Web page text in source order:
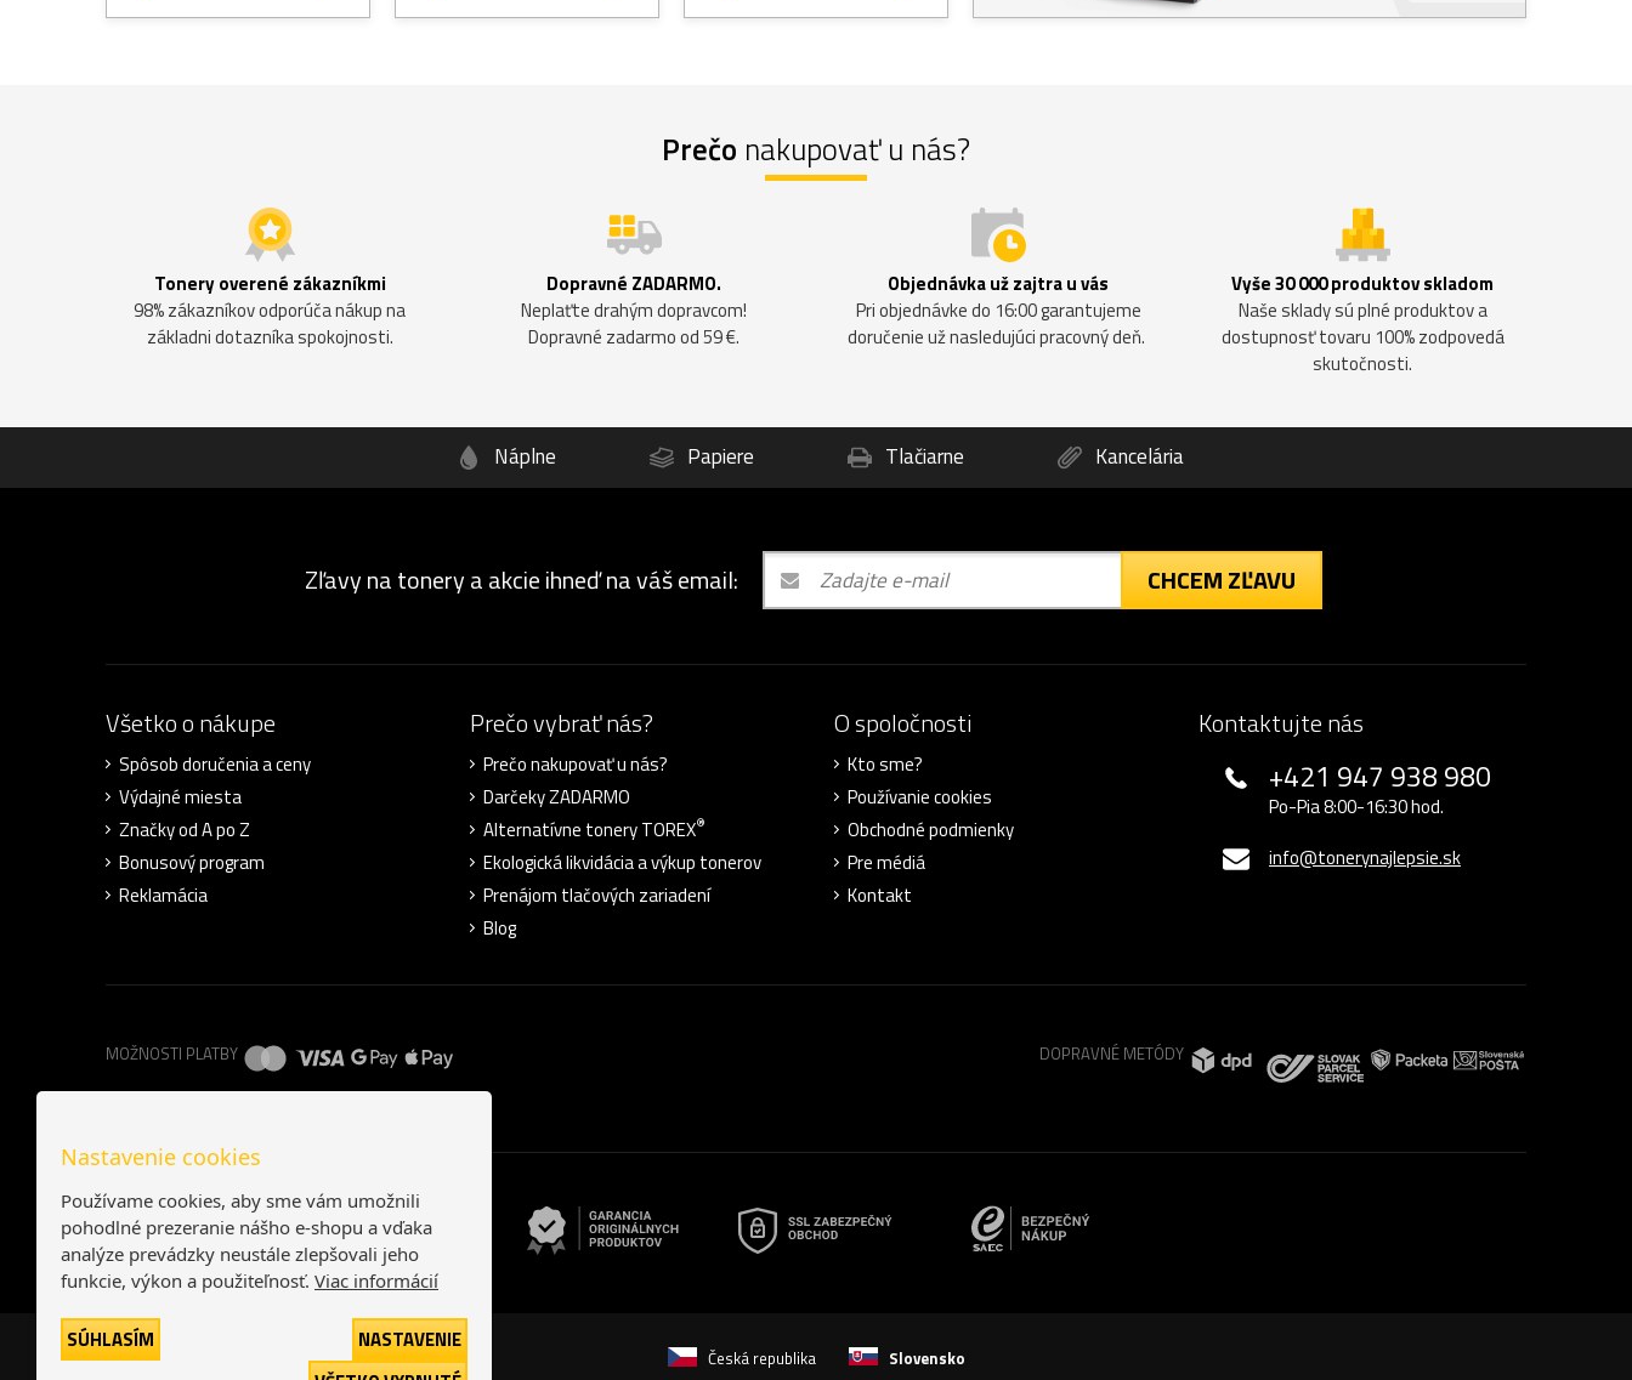
Prečo nakupovať u nás?
Tonery overené zákazníkmi
98% zákazníkov odporúča nákup na
základni dotazníka spokojnosti.
Dopravné ZADARMO.
Neplaťte drahým dopravcom!
Dopravné zadarmo od 59 €.
Objednávka už zajtra u vás
Pri objednávke do 16:00 garantujeme
doručenie už nasledujúci pracovný deň.
Vyše 30 000 produktov skladom
Naše sklady sú plné produktov a
dostupnosť tovaru 100% zodpovedá
skutočnosti.
Náplne Papiere Tlačiarne Kancelária
Zľavy na tonery a akcie ihneď na váš email: CHCEM ZĽAVU
Všetko o nákupe
Spôsob doručenia a ceny
Výdajné miesta
Značky od A po Z
Bonusový program
Reklamácia
Prečo vybrať nás?
Prečo nakupovať u nás?
Darčeky ZADARMO
Alternatívne tonery TOREX®
Ekologická likvidácia a výkup tonerov
Prenájom tlačových zariadení
Blog
O spoločnosti
Kto sme?
Používanie cookies
Obchodné podmienky
Pre médiá
Kontakt
Kontaktujte nás
+421 947 938 980
Po-Pia 8:00-16:30 hod.
info@tonerynajlepsie.sk
MOŽNOSTI PLATBY DOPRAVNÉ METÓDY
Česká republika Slovensko
Nastavenie cookies
Používame cookies, aby sme vám umožnili
pohodlné prezeranie nášho e-shopu a vďaka
analýze prevádzky neustále zlepšovali jeho
funkcie, výkon a použiteľnosť. Viac informácií
SÚHLASÍM
NASTAVENIE